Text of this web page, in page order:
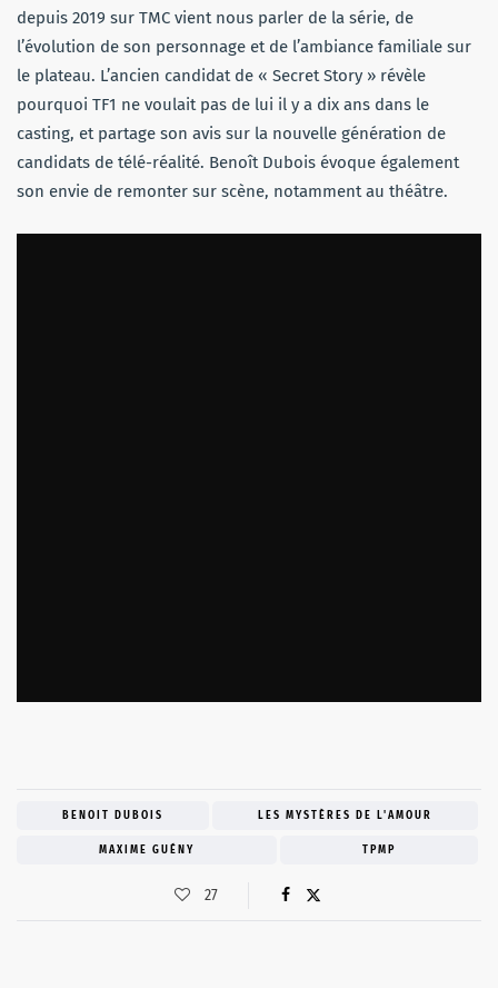
depuis 2019 sur TMC vient nous parler de la série, de
l’évolution de son personnage et de l’ambiance familiale sur
le plateau. L’ancien candidat de « Secret Story » révèle
pourquoi TF1 ne voulait pas de lui il y a dix ans dans le
casting, et partage son avis sur la nouvelle génération de
candidats de télé-réalité. Benoît Dubois évoque également
son envie de remonter sur scène, notamment au théâtre.
BENOIT DUBOIS LES MYSTÈRES DE L'AMOUR
MAXIME GUÉNY TPMP
27